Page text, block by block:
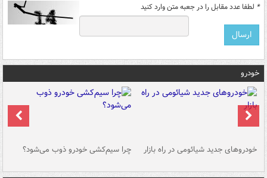
* لطفا عدد مقابل را در جعبه متن وارد کنید
خودرو
خودروهای جدید شیائومی در راه بازار چرا سیم‌کشی خودرو ذوب می‌شود؟